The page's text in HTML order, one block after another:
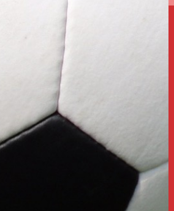
BCA I zeigt tolle